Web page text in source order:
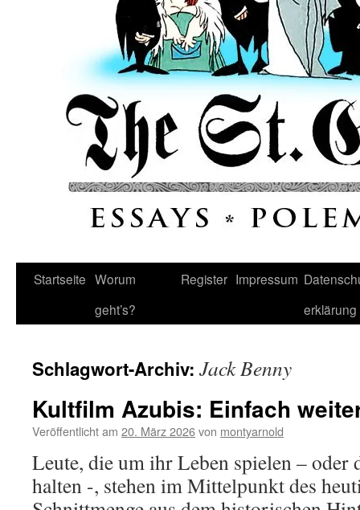
Startseite Worum
geht’s?
Register Impressum
erklärung
Schlagwort-Archiv: Jack Benny
Kultfilm Azubis: Einfach
Veröffentlicht am 20. März 2026von montyarnold
Leute, die um ihr Leben spielen – oder
halten -, stehen im Mittelpunkt des